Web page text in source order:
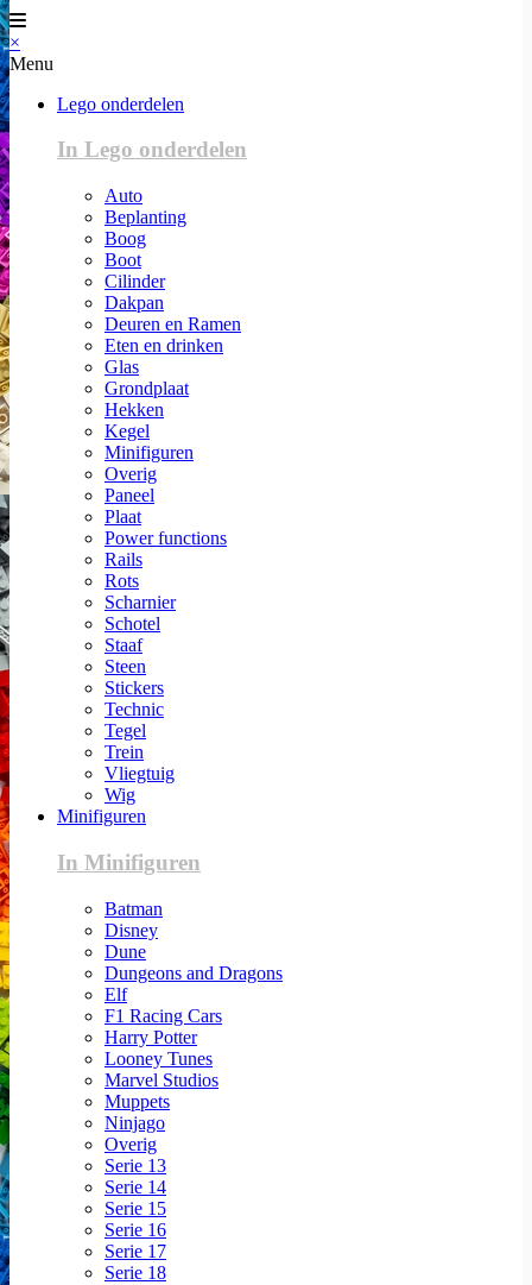
×
Menu
Lego onderdelen
In Lego onderdelen
Auto
Beplanting
Boog
Boot
Cilinder
Dakpan
Deuren en Ramen
Eten en drinken
Glas
Grondplaat
Hekken
Kegel
Minifiguren
Overig
Paneel
Plaat
Power functions
Rails
Rots
Scharnier
Schotel
Staaf
Steen
Stickers
Technic
Tegel
Trein
Vliegtuig
Wig
Minifiguren
In Minifiguren
Batman
Disney
Dune
Dungeons and Dragons
Elf
F1 Racing Cars
Harry Potter
Looney Tunes
Marvel Studios
Muppets
Ninjago
Overig
Serie 13
Serie 14
Serie 15
Serie 16
Serie 17
Serie 18